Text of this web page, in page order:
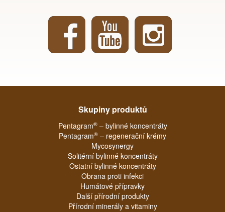
Skupiny produktů
Pentagram®– bylinné koncentráty
Pentagram® – regenerační krémy
Mycosynergy
Solitérní bylinné koncentráty
Ostatní bylinné koncentráty
Obrana proti infekci
Humátové přípravky
Další přírodní produkty
Přírodní minerály a vitaminy